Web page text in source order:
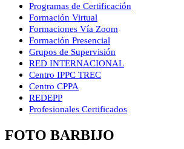
Programas de Certificación
Formación Virtual
Formaciones Vía Zoom
Formación Presencial
Grupos de Supervisión
RED INTERNACIONAL
Centro IPPC TREC
Centro CPPA
REDEPP
Profesionales Certificados
FOTO BARBIJO